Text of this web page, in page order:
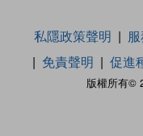
版權所有©
私隱政策聲明
免責聲明
促進